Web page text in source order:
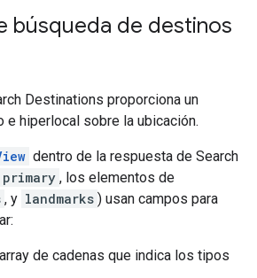
búsqueda de destinos
Destinations proporciona un
e hiperlocal sobre la ubicación.
dentro de la respuesta de Search
primary , los elementos de
, y landmarks ) usan campos para
de cadenas que indica los tipos